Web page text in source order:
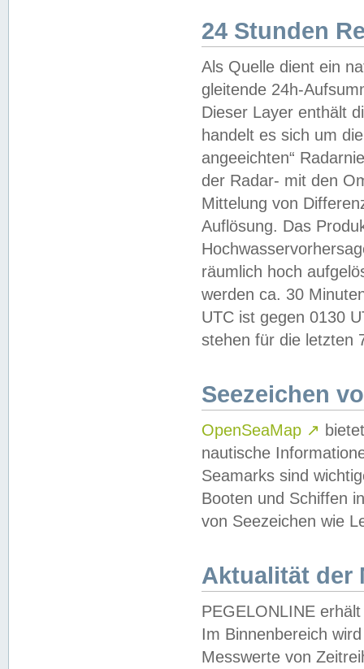
24 Stunden
Als Quelle dient ein
gleitende 24h-
Dieser Layer enthält
handelt es sich um
angeeichten“
der Radar- mit den
Mittelung von
Auflösung. Das
räumlich hoch
werden ca. 30
UTC ist gegen 0130
stehen für die letzten
Seezeichen
OpenSeaMap ↗
nautische
Seamarks sind
Booten und Schiffen
von Seezeichen wie
Aktualität der
PEGELONLINE
Im Binnenbereich
Messwerte von